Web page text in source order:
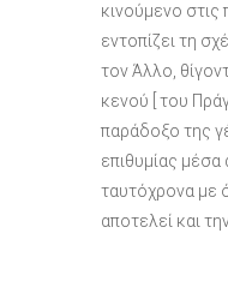
κινούμενο
εντοπίζει τη
τον Άλλο,
κενού [ του
παράδοξο της
επιθυμίας μέσα
ταυτόχρονα με
αποτελεί και